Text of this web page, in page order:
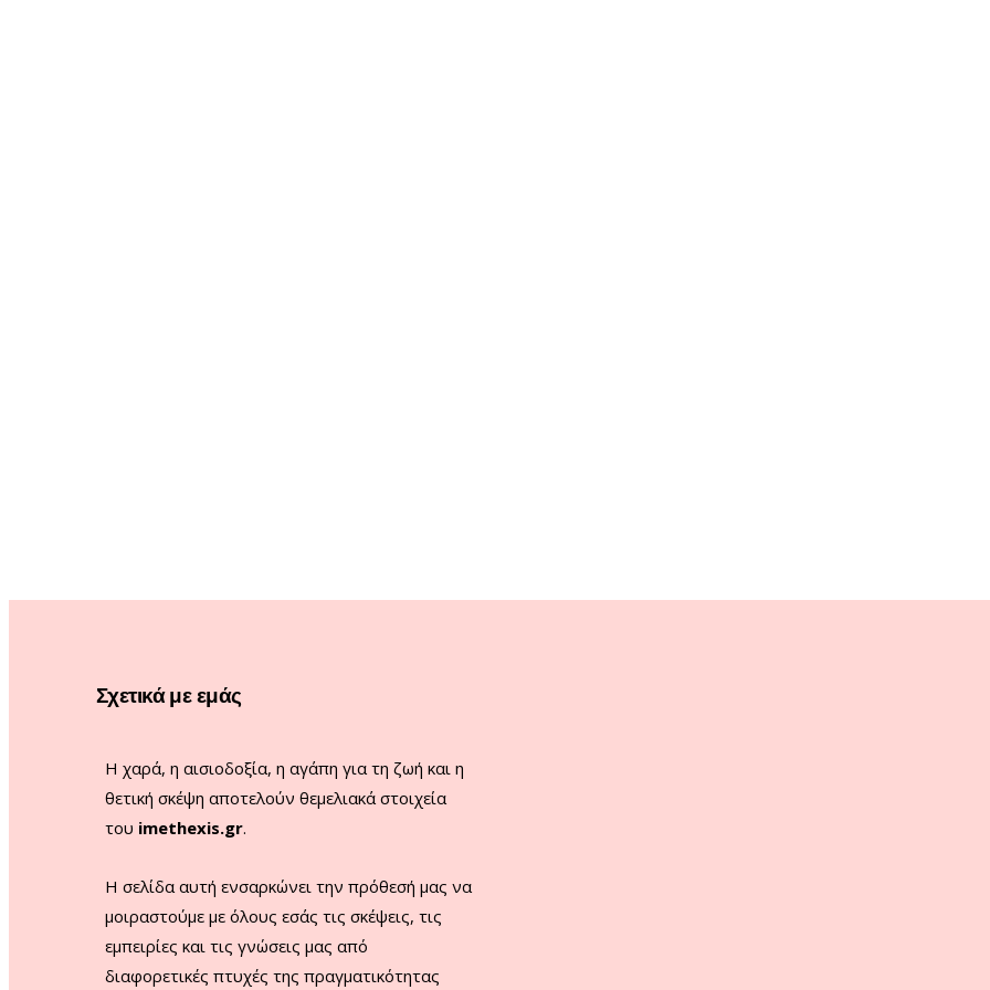
Σχετικά με εμάς
Η χαρά, η αισιοδοξία, η αγάπη για τη ζωή και η
θετική σκέψη αποτελούν θεμελιακά στοιχεία
του imethexis.gr.
H σελίδα αυτή ενσαρκώνει την πρόθεσή μας να
μοιραστούμε με όλους εσάς τις σκέψεις, τις
εμπειρίες και τις γνώσεις μας από
διαφορετικές πτυχές της πραγματικότητας